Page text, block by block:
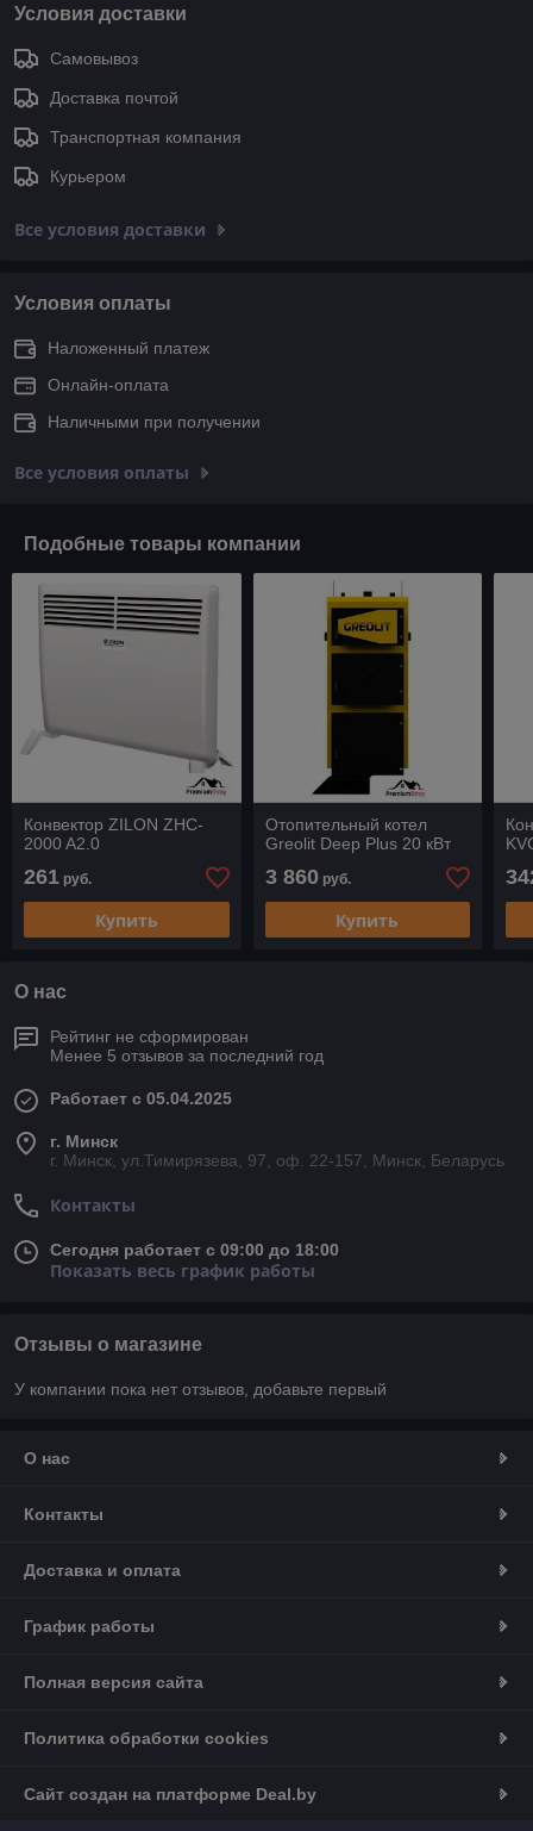
Условия доставки
Самовывоз
Доставка почтой
Транспортная компания
Курьером
Все условия доставки
Условия оплаты
Наложенный платеж
Онлайн-оплата
Наличными при получении
Все условия оплаты
Подобные товары компании
Конвектор ZILON ZHC-
2000 A2.0
261 руб.
Купить
Отопительный котел
Greolit Deep Plus 20 кВт
3 860руб.
Купить
О нас
Рейтинг не сформирован
Менее 5 отзывов за последний год
Работает с 05.04.2025
г. Минск
г. Минск, ул.Тимирязева, 97, оф. 22-157, Минск, Беларусь
Контакты
Сегодня работает с 09:00 до 18:00
Показать весь график работы
Отзывы о магазине
У компании пока нет отзывов, добавьте первый
О нас
Контакты
Доставка и оплата
График работы
Полная версия сайта
Политика обработки cookies
Сайт создан на платформе Deal.by